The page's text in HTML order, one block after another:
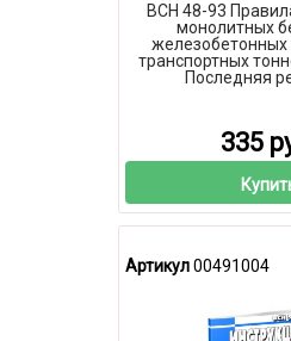
ВСН 48-93
монолитных
железобетонных
транспортных
Последняя
335
Артикул00491004